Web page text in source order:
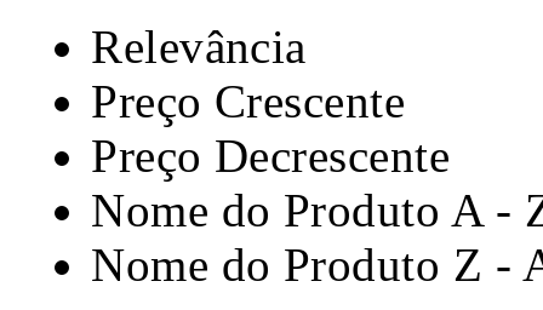
Relevância
Preço Crescente
Preço Decrescente
Nome do Produto A -
Nome do Produto Z -